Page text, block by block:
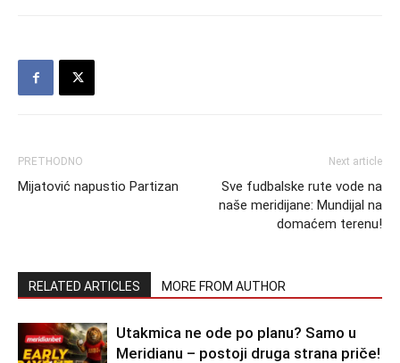
PRETHODNO
Mijatović napustio Partizan
Next article
Sve fudbalske rute vode na
naše meridijane: Mundijal na
domaćem terenu!
RELATED ARTICLES MORE FROM AUTHOR
Utakmica ne ode po planu? Samo u
Meridianu – postoji druga strana priče!